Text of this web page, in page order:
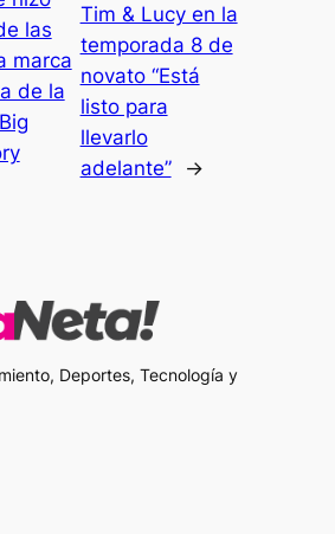
las
marca
de la
Tim & Lucy en la
temporada 8 de
novato “Está
listo para
llevarlo
adelante”
→
Deportes, Tecnología y